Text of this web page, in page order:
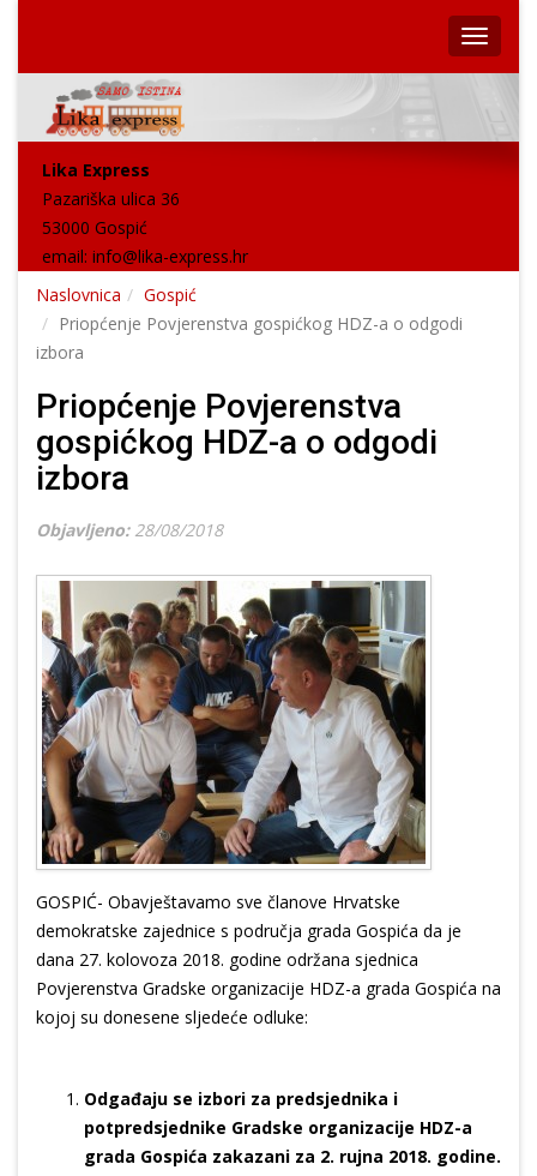
Lika Express
Pazariška ulica 36
53000 Gospić
email: info@lika-express.hr
Naslovnica
Gospić
Priopćenje Povjerenstva gospićkog HDZ-a o odgodi
izbora
Priopćenje Povjerenstva
gospićkog HDZ-a o odgodi
izbora
Objavljeno: 28/08/2018
GOSPIĆ- Obavještavamo sve članove Hrvatske
demokratske zajednice s područja grada Gospića da je
dana 27. kolovoza 2018. godine održana sjednica
Povjerenstva Gradske organizacije HDZ-a grada Gospića na
kojoj su donesene sljedeće odluke:
Odgađaju se izbori za predsjednika i
potpredsjednike Gradske organizacije HDZ-a
grada Gospića zakazani za 2. rujna 2018. godine.